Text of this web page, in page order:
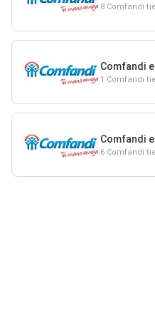
8 Comfandi
Comfandi
1 Comfandi
Comfandi
6 Comfandi